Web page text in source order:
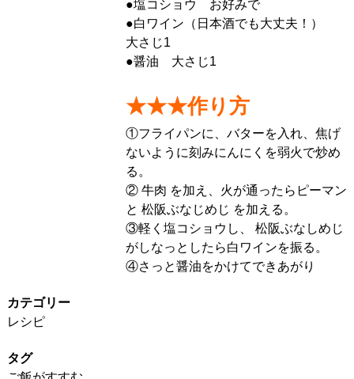
●塩コショウ お好みで
●白ワイン（日本酒でも大丈夫！）
大さじ1
●醤油 大さじ1
★★★作り方
①フライパンに、バターを入れ、焦げ
ないように刻みにんにくを弱火で炒め
る。
② 牛肉 を加え、火が通ったらピーマン
と 松阪ぶなじめじ を加える。
③軽く塩コショウし、 松阪ぶなしめじ
がしなっとしたら白ワインを振る。
④さっと醤油をかけてできあがり
カテゴリー
レシピ
タグ